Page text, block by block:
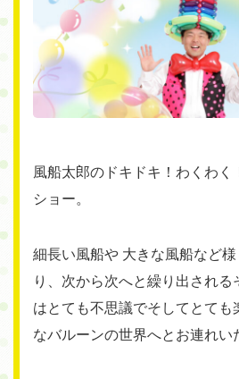
風船太郎のドキドキ！わくわく
ショー。
細長い風船や 大きな風船など
り、次から次へと繰り出される
はとても不思議でそしてとても
なバルーンの世界へとお連れい